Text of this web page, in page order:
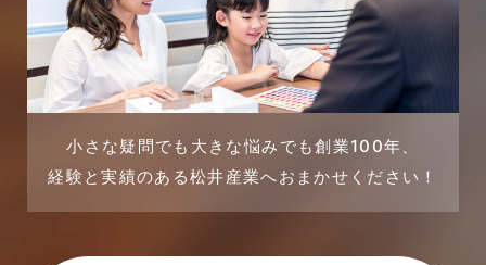
店舗・テナント施工事例
戸建賃貸住宅活用事例
採用情報
未分類
2023年10月
2023年9月
2023年7月
小さな疑問でも大きな悩みでも創業100年、
経験と実績のある松井産業へおまかせください！